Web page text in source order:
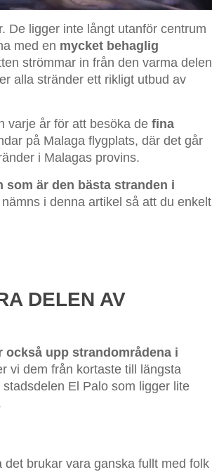
De ligger inte långt utanför centrum
med en mycket behaglig
strömmar in från den varma delen
alla stränder ett rikligt utbud av
varje år för att besöka de fina
på Malaga flygplats, där det går
i Malagas provins.
som är den bästa stranden i
i denna artikel så att du enkelt
DELEN AV
också upp strandområdena i
vi dem från kortaste till längsta
El Palo som ligger lite
det brukar vara ganska fullt med folk